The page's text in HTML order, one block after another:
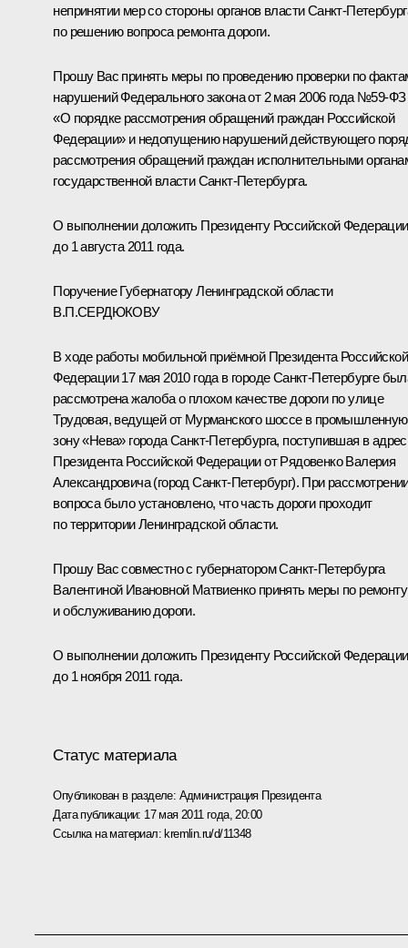
непринятии мер со стороны органов власти Санкт-
по решению вопроса ремонта дороги.
Прошу Вас принять меры по проведению проверки по
нарушений Федерального закона от 2 мая 2006 года №59-ФЗ
«О порядке рассмотрения обращений граждан Российской
Федерации» и недопущению нарушений действующего
рассмотрения обращений граждан исполнительными
государственной власти Санкт-Петербурга.
О выполнении доложить Президенту Российской Федерации
до 1 августа 2011 года.
Поручение Губернатору Ленинградской области
В.П.СЕРДЮКОВУ
В ходе работы мобильной приёмной Президента Российской
Федерации 17 мая 2010 года в городе Санкт-Петербурге
рассмотрена жалоба о плохом качестве дороги по улице
Трудовая, ведущей от Мурманского шоссе в промышленную
зону «Нева» города Санкт-Петербурга, поступившая в адрес
Президента Российской Федерации от Рядовенко Валерия
Александровича (город Санкт-Петербург). При
вопроса было установлено, что часть дороги проходит
по территории Ленинградской области.
Прошу Вас совместно с губернатором Санкт-Петербурга
Валентиной Ивановной Матвиенко принять меры по ремонту
и обслуживанию дороги.
О выполнении доложить Президенту Российской Федерации
до 1 ноября 2011 года.
Статус материала
Опубликован в разделе: Администрация Президента
Дата публикации: 17 мая 2011 года, 20:00
Ссылка на материал: kremlin.ru/d/11348